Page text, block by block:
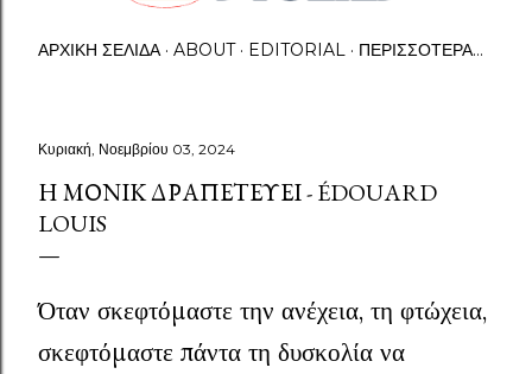
ΑΡΧΙΚΉ ΣΕΛΊΔΑ ABOUT EDITORIAL ΠΕΡΙΣΣΌΤΕΡΑ…
Κυριακή, Νοεμβρίου 03, 2024
Η ΜΟΝΊΚ ΔΡΑΠΕΤΕΎΕΙ - ÉDOUARD
LOUIS
Όταν σκεφτόμαστε την ανέχεια, τη φτώχεια,
σκεφτόμαστε πάντα τη δυσκολία να